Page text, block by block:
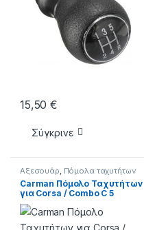
15,50€
Σύγκρινε
Αξεσουάρ, Πόμολα ταχυτήτων
Carman Πόμολο Ταχυτήτων
για Corsa / Combo C 5
Ταχύτητες Μαύρο